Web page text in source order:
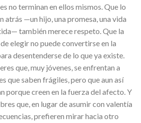
no terminan en ellos mismos. Que lo
atrás —un hijo, una promesa, una vida
también merece respeto. Que la
elegir no puede convertirse en la
desentenderse de lo que ya existe.
que, muy jóvenes, se enfrentan a
que saben frágiles, pero que aun así
porque creen en la fuerza del afecto. Y
que, en lugar de asumir con valentía
prefieren mirar hacia otro